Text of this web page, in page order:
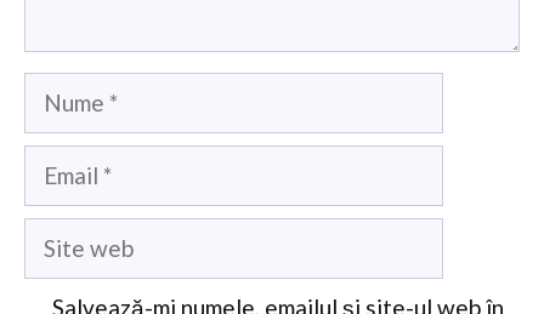
web
Salvează-mi numele, emailul și site-ul web în